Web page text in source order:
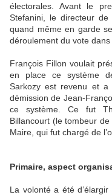
électorales. Avant le
Stefanini, le directeur
quand même en garde
déroulement du vote
François Fillon voulait
en place ce système
Sarkozy est revenu et a
démission de Jean-
ce système. Ce fut
Billancourt (le tombeur de
Maire, qui fut chargé de
Primaire, aspect
La volonté a été